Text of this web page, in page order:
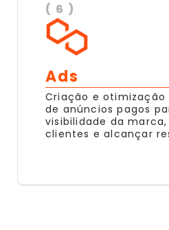
( 6 )
Ads
Criação e otimização
de anúncios pagos
visibilidade da
clientes e alcançar